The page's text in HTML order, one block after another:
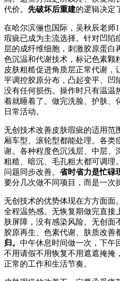
代价。 先破坏后重建的逻辑决定
在哈尔滨俪也国际，吴秋辰老师
瑕疵已成为主流选择。针对凹陷
层的成纤维细胞，刺激胶原蛋白
色沉温和代谢技术，标记色素颗
皮肤粗糙促进角质层正常代谢，
平调控胶原分布，凸起变平、凹
没有任何损伤。操作时只有温温
着就睡着了。做完洗脸、护肤、
日常活动。
无创技术改善皮肤瑕疵的适用范
厢车型、滚轮型都能处理。各类
谢。各种程度色沉浅层、中层、
粗糙、暗沉、毛孔粗大都可调理
问题同步改善。 省时省力是忙碌
要分几次做不同项目，而是一次
无创技术的优势体现在方方面面
全程温热感。无恢复期做完直接
肤屏障，没有感染风险。无创面
胶原再生、色素代谢、肤质改善
归。 中午休息时间做一次，下午
不用请假不用恢复不用遮遮掩掩
正常的工作和生活节奏。